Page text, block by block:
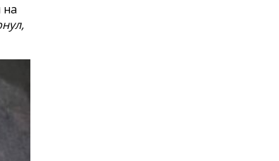
на